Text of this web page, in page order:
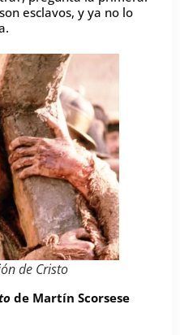
esclavos, y ya no lo
de Cristo
de Martín Scorsese